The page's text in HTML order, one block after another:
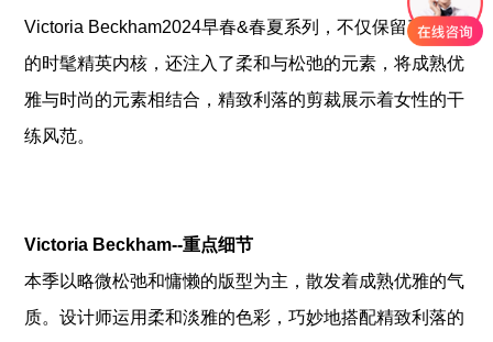
Victoria Beckham2024早春&春夏系列，不仅保留了品牌
的时髦精英内核，还注入了柔和与松弛的元素，将成熟优
雅与时尚的元素相结合，精致利落的剪裁展示着女性的干
练风范。
Victoria Beckham--重点细节
本季以略微松弛和慵懒的版型为主，散发着成熟优雅的气
质。设计师运用柔和淡雅的色彩，巧妙地搭配精致利落的